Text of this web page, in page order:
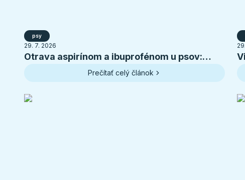
psy
29. 7. 2026
Otrava aspirínom a ibuprofénom u psov:
príznaky, toxické dávky a prvá pomoc
Prečítať celý článok